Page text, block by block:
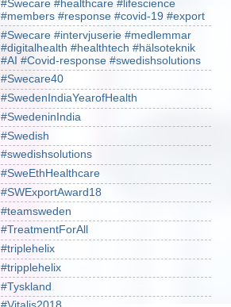
#Swecare #healthcare #lifescience
#members #response #covid-19 #export
#Swecare #intervjuserie #medlemmar
#digitalhealth #healthtech #hälsoteknik
#AI #Covid-response #swedishsolutions
#Swecare40
#SwedenIndiaYearofHealth
#SwedeninIndia
#Swedish
#swedishsolutions
#SweEthHealthcare
#SWExportAward18
#teamsweden
#TreatmentForAll
#triplehelix
#tripplehelix
#Tyskland